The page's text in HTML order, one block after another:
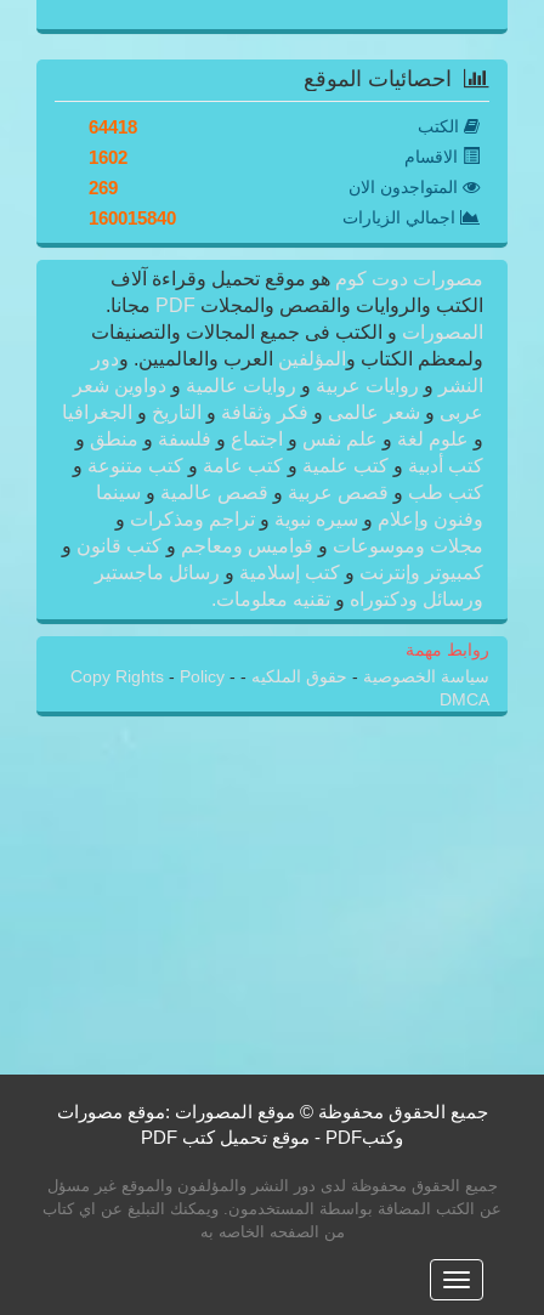
احصائيات الموقع
الكتب 64418
الاقسام 1602
المتواجدون الان 269
اجمالي الزيارات 160015840
مصورات دوت كوم هو موقع تحميل وقراءة آلاف
الكتب والروايات والقصص والمجلات PDF مجانا.
المصورات و الكتب فى جميع المجالات والتصنيفات
ولمعظم الكتاب و المؤلفين العرب والعالميين. ودور
النشر و روايات عربية و روايات عالمية و دواوين شعر
عربى و شعر عالمى و فكر وثقافة و التاريخ و الجغرافيا
و علوم لغة و علم نفس و اجتماع و فلسفة و منطق و
كتب أدبية و كتب علمية و كتب عامة و كتب متنوعة و
كتب طب و قصص عربية و قصص عالمية و سينما
وفنون وإعلام و سيره نبوية و تراجم ومذكرات و
مجلات وموسوعات و قواميس ومعاجم و كتب قانون و
كمبيوتر وإنترنت و كتب إسلامية و رسائل ماجستير
ورسائل ودكتوراه و تقنيه معلومات.
روابط مهمة
سياسة الخصوصية - حقوق الملكيه -
Copy Rights - Policy -
DMCA
جميع الحقوق محفوظة © موقع المصورات :موقع مصورات
وكتبPDF - موقع تحميل كتب PDF
جميع الحقوق محفوظة لدى دور النشر والمؤلفون والموقع غير مسؤل
عن الكتب المضافة بواسطة المستخدمون. ويمكنك التبليغ عن اي كتاب
من الصفحه الخاصه به
القائمه